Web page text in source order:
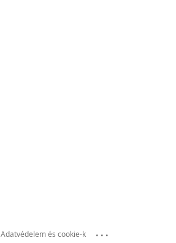
Adatvédelem és cookie-k ...